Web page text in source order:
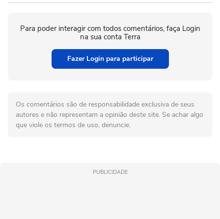
Para poder interagir com todos comentários, faça Login
na sua conta Terra
Fazer Login para participar
Os comentários são de responsabilidade exclusiva de seus
autores e não representam a opinião deste site. Se achar algo
que viole os termos de uso, denuncie.
PUBLICIDADE